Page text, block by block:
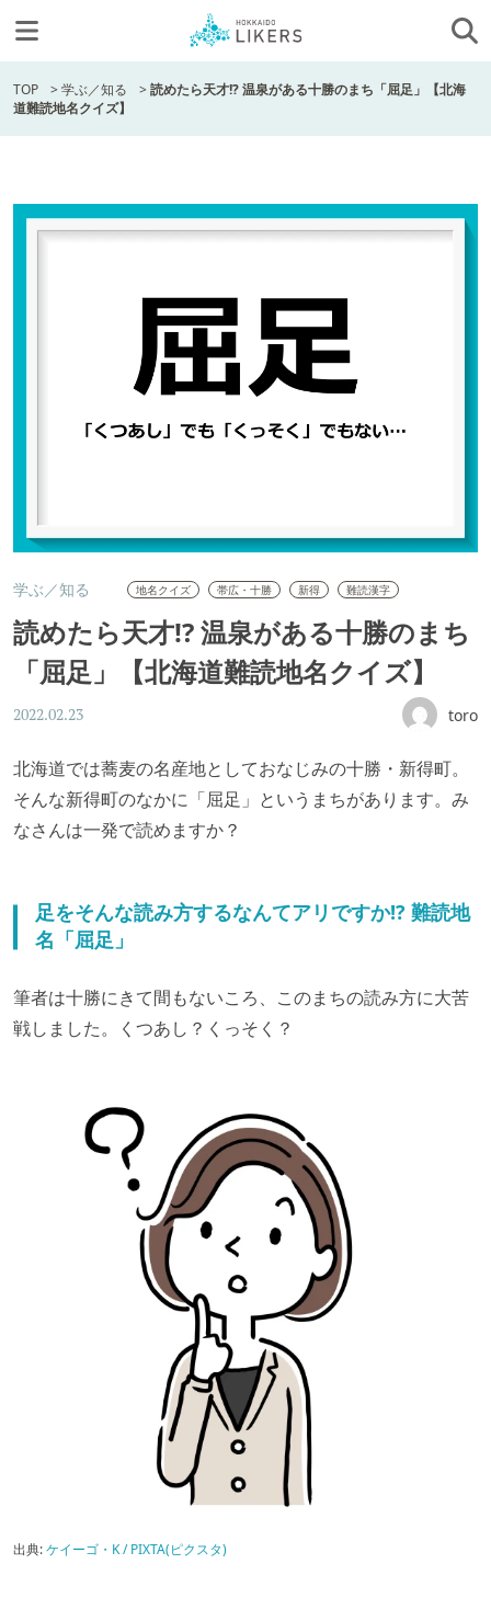
TOP >学ぶ／知る >読めたら天才!? 温泉がある十勝のまち「屈足」【北海
道難読地名クイズ】
学ぶ／知る 地名クイズ 帯広・十勝 新得 難読漢字
読めたら天才!? 温泉がある十勝のまち
「屈足」【北海道難読地名クイズ】
2022.02.23 toro
北海道では蕎麦の名産地としておなじみの十勝・新得町。
そんな新得町のなかに「屈足」というまちがあります。み
なさんは一発で読めますか？
足をそんな読み方するなんてアリですか!? 難読地
名「屈足」
筆者は十勝にきて間もないころ、このまちの読み方に大苦
戦しました。くつあし？くっそく？
出典:ケイーゴ・K / PIXTA(ピクスタ)